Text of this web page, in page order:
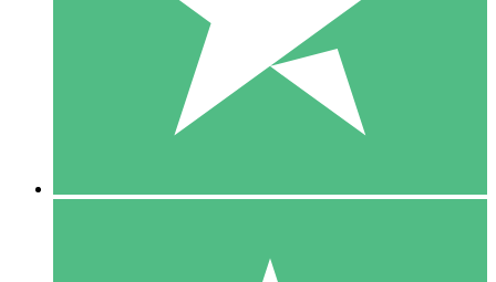
1 Téléchargement
10 00
10 Téléchargements